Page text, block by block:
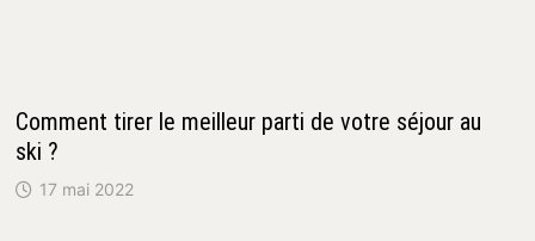
Comment tirer le meilleur parti de votre séjour au
ski ?
17 mai 2022